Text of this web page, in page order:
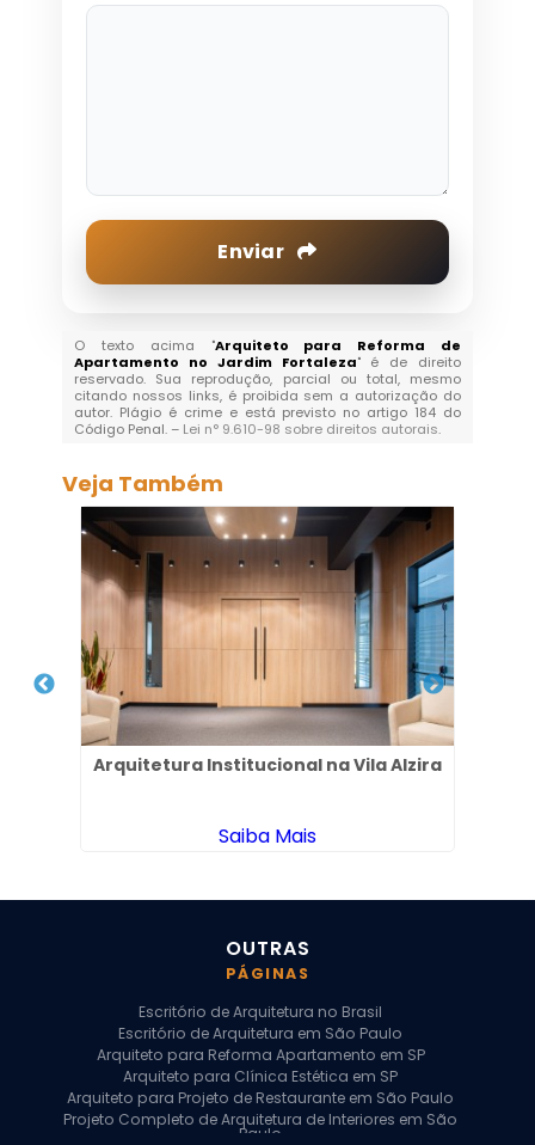
Enviar
O texto acima "Arquiteto para Reforma de
Apartamento no Jardim Fortaleza" é de direito
reservado. Sua reprodução, parcial ou total, mesmo
citando nossos links, é proibida sem a autorização do
autor. Plágio é crime e está previsto no artigo 184 do
Código Penal. – Lei n° 9.610-98 sobre direitos autorais.
Veja Também
Arquitetura Institucional na Vila Alzira
Saiba Mais
OUTRAS
PÁGINAS
Escritório de Arquitetura no Brasil
Escritório de Arquitetura em São Paulo
Arquiteto para Reforma Apartamento em SP
Arquiteto para Clínica Estética em SP
Arquiteto para Projeto de Restaurante em São Paulo
Projeto Completo de Arquitetura de Interiores em São
Paulo